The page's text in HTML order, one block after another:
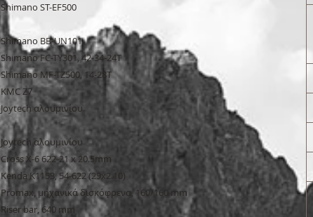
Shimano ST-EF500
Shimano BB-UN101
Shimano FC-TY301, 42-34-24T
Shimano MF-TZ500, 14-28T
KMC Z7
Joytech αλουμινίου
Joytech αλουμινίου
Cross X-6 622-21 x 20.5mm
Kenda K1153, 54-622 (29x2.10)
Promax, μηχανικά δισκόφρενα, 160/160 mm
Riser bar, 640 mm